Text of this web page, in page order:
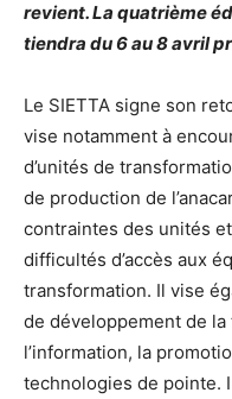
revient. La quatrième
tiendra du 6 au 8 avril
Le SIETTA signe son
vise notamment à
d’unités de
de production de
contraintes des unités
difficultés d’accès aux
transformation. Il vise
de développement de
l’information, la
technologies de pointe.